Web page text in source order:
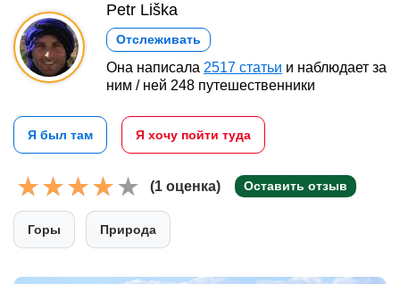
Petr Liška
Отслеживать
Она написала 2517 статьи и наблюдает за
ним / ней 248 путешественники
Я был там Я хочу пойти туда
(1 оценка) Оставить отзыв
Горы Природа